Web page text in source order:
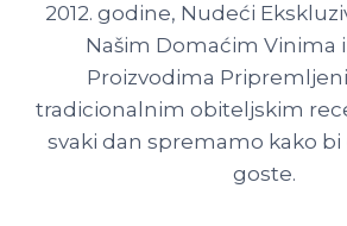
2012. godine, Nudeći
Našim Domaćim Vinima
Proizvodima
tradicionalnim obiteljskim
svaki dan spremamo kako bi
goste.